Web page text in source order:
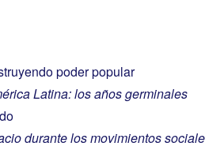
poder popular
Latina: los años germinales
durante los movimientos